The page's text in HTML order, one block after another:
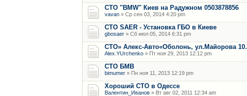
СТО "BMW" Киев на Радужном 0503878856
vavan » Ср сен 03, 2014 4:20 pm
СТО SAER - Установка ГБО в Киеве
gbosaer » Сб июл 05, 2014 6:31 pm
СТО» Алекс-Авто«Оболонь, ул.Майорова 10.
Alex.YUrchenko » Пт ноя 29, 2013 12:12 pm
CТО БМВ
bimumer » Пн ноя 11, 2013 12:19 pm
Хороший СТО в Одессе
Валентин_Иванов » Вт авг 02, 2011 12:34 am